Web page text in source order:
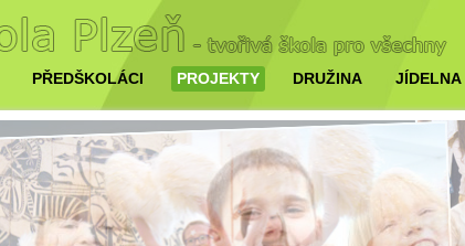
PŘEDŠKOLÁCI PROJEKTY DRUŽINA JÍDELNA